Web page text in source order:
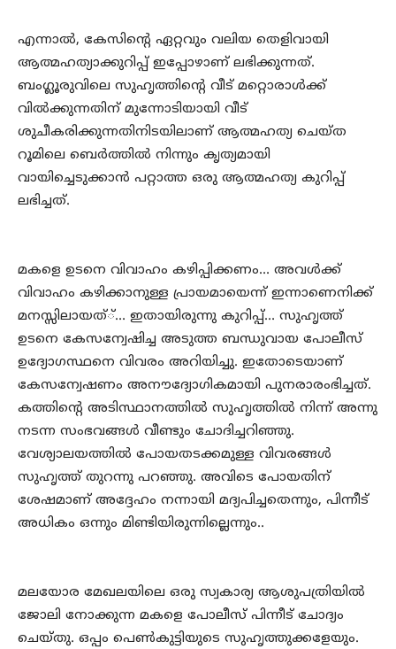
എന്നാല്‍, കേസിന്റെ ഏറ്റവും വലിയ തെളിവായി
ആത്മഹത്യാക്കുറിപ്പ് ഇപ്പോഴാണ് ലഭിക്കുന്നത്.
ബംഗ്ലൂരുവിലെ സുഹൃത്തിന്റെ വീട് മറ്റൊരാള്‍ക്ക്
വില്‍ക്കുന്നതിന് മുന്നോടിയായി വീട്
ശുചീകരിക്കുന്നതിനിടയിലാണ് ആത്മഹത്യ ചെയ്ത
റൂമിലെ ബെര്‍ത്തില്‍ നിന്നും കൃത്യമായി
വായിച്ചെടുക്കാന്‍ പറ്റാത്ത ഒരു ആത്മഹത്യ കുറിപ്പ്
ലഭിച്ചത്.
മകളെ ഉടനെ വിവാഹം കഴിപ്പിക്കണം… അവള്‍ക്ക്
വിവാഹം കഴിക്കാനുള്ള പ്രായമായെന്ന് ഇന്നാണെനിക്ക്
മനസ്സിലായത്്… ഇതായിരുന്നു കുറിപ്പ്… സുഹൃത്ത്
ഉടനെ കേസന്വേഷിച്ച അടുത്ത ബന്ധുവായ പോലീസ്
ഉദ്യോഗസ്ഥനെ വിവരം അറിയിച്ചു. ഇതോടെയാണ്
കേസന്വേഷണം അനൗദ്യോഗികമായി പുനരാരംഭിച്ചത്.
കത്തിന്റെ അടിസ്ഥാനത്തില്‍ സുഹൃത്തില്‍ നിന്ന് അന്നു
നടന്ന സംഭവങ്ങള്‍ വീണ്ടും ചോദിച്ചറിഞ്ഞു.
വേശ്യാലയത്തില്‍ പോയതടക്കമുള്ള വിവരങ്ങള്‍
സുഹൃത്ത് തുറന്നു പറഞ്ഞു. അവിടെ പോയതിന്
ശേഷമാണ് അദ്ദേഹം നന്നായി മദ്യപിച്ചതെന്നും, പിന്നീട്
അധികം ഒന്നും മിണ്ടിയിരുന്നില്ലെന്നും..
മലയോര മേഖലയിലെ ഒരു സ്വകാര്യ ആശുപത്രിയില്‍
ജോലി നോക്കുന്ന മകളെ പോലീസ് പിന്നീട് ചോദ്യം
ചെയ്തു. ഒപ്പം പെണ്‍കുട്ടിയുടെ സുഹൃത്തുക്കളേയും.